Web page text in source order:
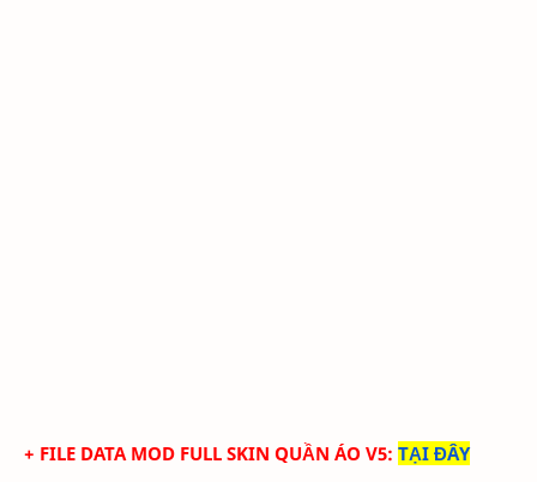
+ FILE DATA MOD FULL SKIN QUẦN ÁO V5: TẠI ĐÂY